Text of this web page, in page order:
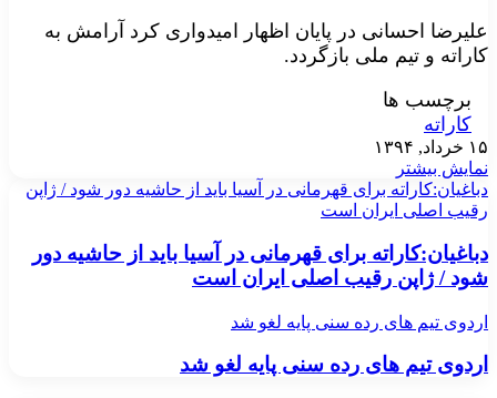
علیرضا احسانی در پایان اظهار امیدواری کرد آرامش به
کاراته و تیم ملی بازگردد.
برچسب ها
کاراته
۱۵ خرداد, ۱۳۹۴
نمایش بیشتر
دباغیان:کاراته برای قهرمانی در آسیا باید از حاشیه دور شود / ژاپن
رقیب اصلی ایران است
دباغیان:کاراته برای قهرمانی در آسیا باید از حاشیه دور
شود / ژاپن رقیب اصلی ایران است
اردوی تیم های رده سنی پایه لغو شد
اردوی تیم های رده سنی پایه لغو شد